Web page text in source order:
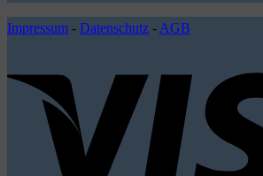
Impressum - Datenschutz - AGB